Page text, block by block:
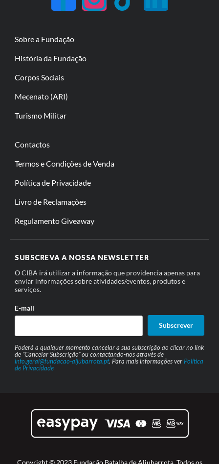
Sobre a Fundação
História da Fundação
Corpos Sociais
Mecenato (ARI)
Turismo Militar
Contactos
Termos e Condições de Venda
Política de Privacidade
Livro de Reclamações
Regulamento Giveaway
SUBSCREVA A NOSSA NEWSLETTER
O CIBA irá utilizar a informação que providencia apenas para
enviar informações sobre atividades/eventos, produtos e
serviços.
E-mail
Subscrever
Poderá a qualquer momento cancelar a sua subscrição ao clicar no link
de “Cancelar Subscrição” ou contactando-nos através de
info.geral@fundacao-aljubarrota.pt. Para mais informações ver Política
de Privacidade